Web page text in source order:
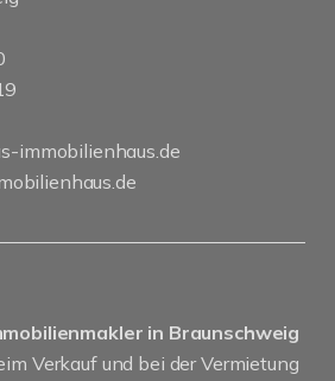
immobilienhaus.de
in Braunschweig
Verkauf und bei der Vermietung